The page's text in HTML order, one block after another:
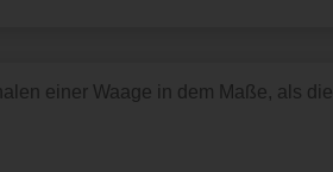
einer Waage in dem Maße, als die